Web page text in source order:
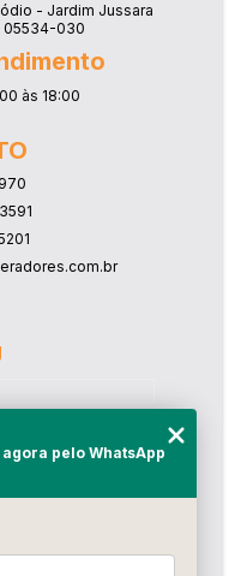
- Jardim Jussara
05534-030
às 18:00
pelo WhatsApp